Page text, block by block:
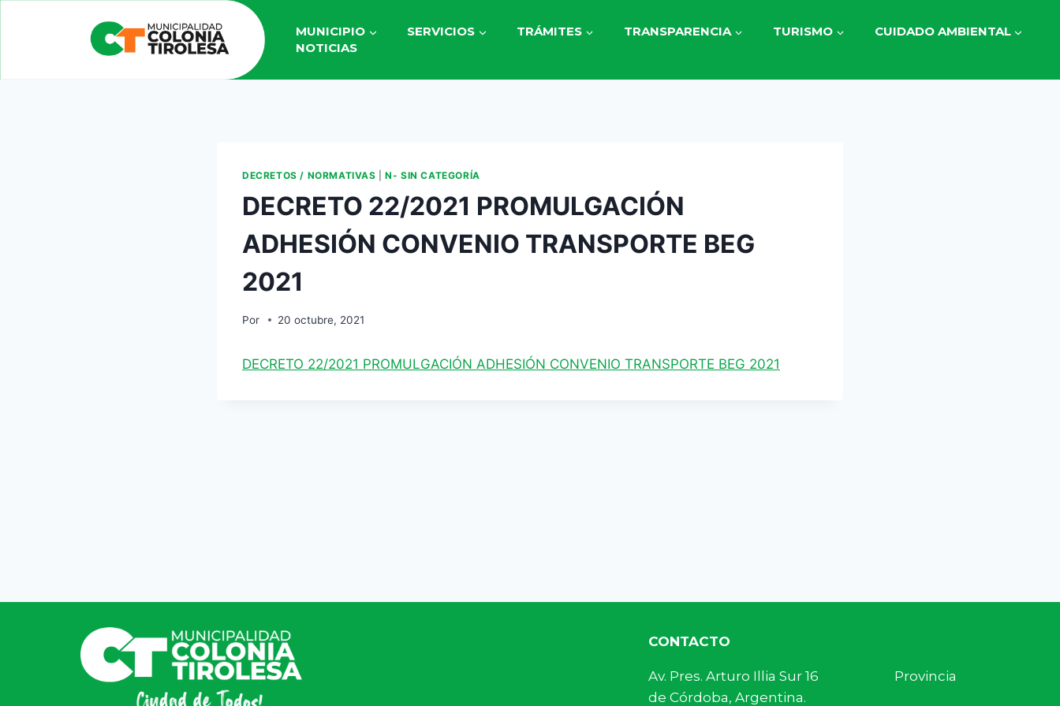
MUNICIPIO SERVICIOS TRÁMITES TRANSPARENCIA TURISMO
CUIDADO AMBIENTAL
NOTICIAS
DECRETOS / NORMATIVAS |N- SIN CATEGORÍA
DECRETO 22/2021 PROMULGACIÓN
ADHESIÓN CONVENIO TRANSPORTE BEG
2021
Por 20 octubre, 2021
DECRETO 22/2021 PROMULGACIÓN ADHESIÓN CONVENIO TRANSPORTE BEG 2021
CONTACTO
Av. Pres. Arturo Illia Sur 16 Provincia
de Córdoba, Argentina.